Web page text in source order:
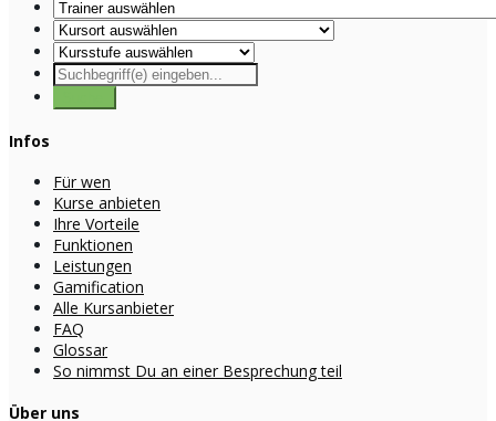
Infos
Für wen
Kurse anbieten
Ihre Vorteile
Funktionen
Leistungen
Gamification
Alle Kursanbieter
FAQ
Glossar
So nimmst Du an einer Besprechung teil
Über uns